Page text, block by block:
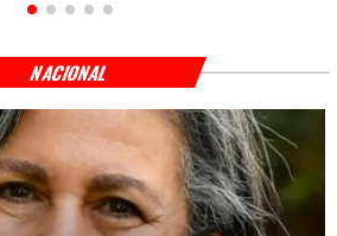
NACIONAL